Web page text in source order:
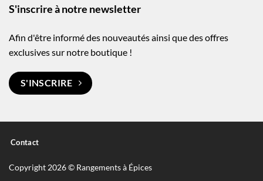
S'inscrire à notre newsletter
Afin d'être informé des nouveautés ainsi que des offres
exclusives sur notre boutique !
S'INSCRIRE
Contact
Copyright 2026 © Rangements à Épices